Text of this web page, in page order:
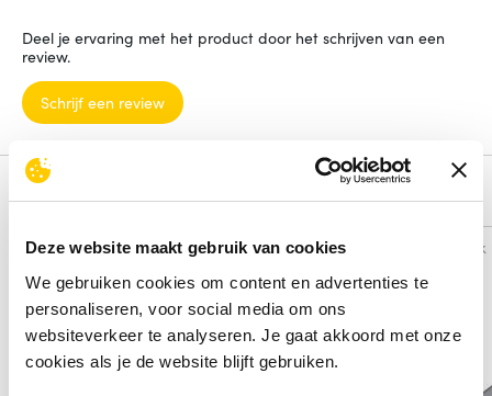
Deze website maakt gebruik van cookies
We gebruiken cookies om content en advertenties te
personaliseren, voor social media om ons
websiteverkeer te analyseren. Je gaat akkoord met onze
cookies als je de website blijft gebruiken.
Deel je ervaring met het product door het schrijven van een
review.
Schrijf een review
Alternatieven
Vergelijk Vergelijk